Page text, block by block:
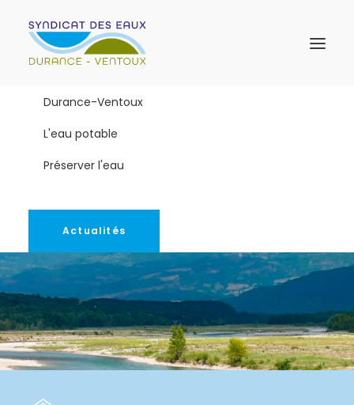
Durance-Ventoux
L'eau potable
Préserver l'eau
Actualités